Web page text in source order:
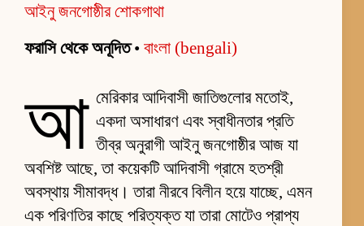
আইনু জনগোষ্ঠীর শোকগাথা
ফরাসি থেকে অনূদিত• বাংলা (bengali)
আ মেরিকার আদিবাসী জাতিগুলোর মতোই,
একদা অসাধারণ এবং স্বাধীনতার প্রতি
তীব্র অনুরাগী আইনু জনগোষ্ঠীর আজ যা
অবশিষ্ট আছে, তা কয়েকটি আদিবাসী গ্রামে হতশ্রী
অবস্থায় সীমাবদ্ধ। তারা নীরবে বিলীন হয়ে যাচ্ছে, এমন
এক পরিণতির কাছে পরিত্যক্ত যা তারা মোটেও প্রাপ্য